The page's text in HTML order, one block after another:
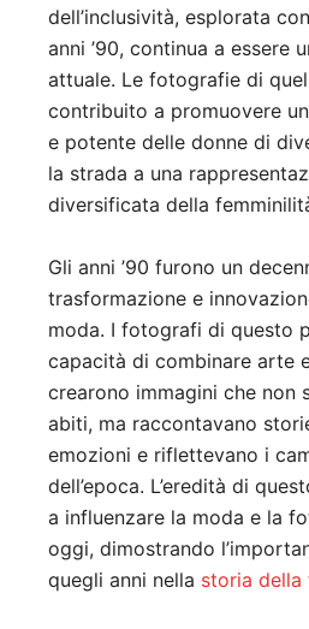
dell’inclusività, esplorata
anni ’90, continua a essere
attuale. Le fotografie di
contribuito a promuovere
e potente delle donne di
la strada a una
diversificata della
Gli anni ’90 furono un
trasformazione e
moda. I fotografi di questo
capacità di combinare arte
crearono immagini che non
abiti, ma raccontavano
emozioni e riflettevano i
dell’epoca. L’eredità di
a influenzare la moda e la
oggi, dimostrando
quegli anni nella storia